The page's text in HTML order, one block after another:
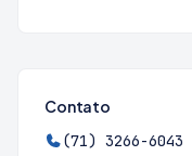
Contato
(71) 3266-6043